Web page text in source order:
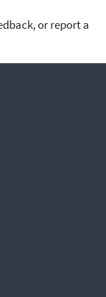
or report a